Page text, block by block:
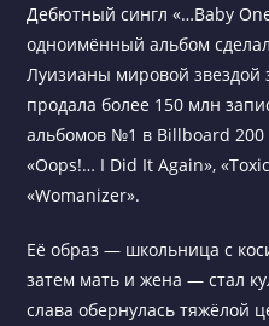
Дебютный сингл «…Baby
одноимённый альбом
Луизианы мировой звездой
продала более 150 млн
альбомов №1 в Billboard 200
«Oops!… I Did It Again»,
«Womanizer».
Её образ — школьница с
затем мать и жена — стал
слава обернулась тяжёлой